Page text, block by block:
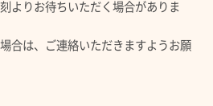
よりお待ちいただく場合がありま
合は、ご連絡いただきますようお願